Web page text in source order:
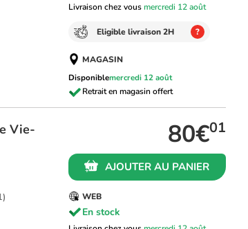
Livraison chez vousmercredi 12 août
Eligible livraison 2H ?
MAGASIN
Disponiblemercredi 12 août
Vie-
80€01
AJOUTER AU PANIER
WEB
En stock